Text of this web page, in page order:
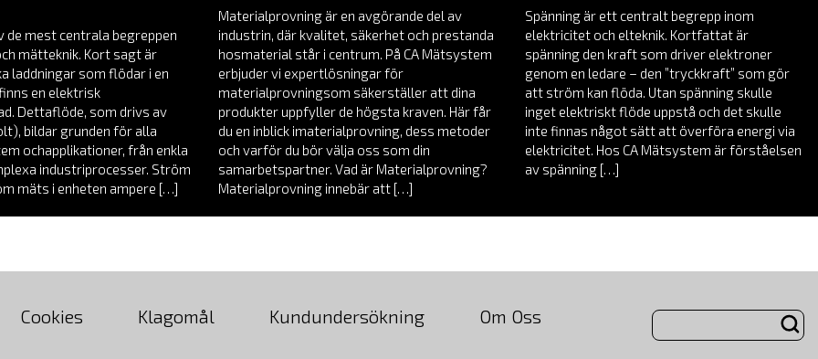
de mest centrala begreppen
mätteknik. Kort sagt är
laddningar som flödar i en
en elektrisk
Dettaflöde, som drivs av
bildar grunden för alla
ochapplikationer, från enkla
industriprocesser. Ström
mäts i enheten ampere […]
Materialprovning är en avgörande del av
industrin, där kvalitet, säkerhet och prestanda
hosmaterial står i centrum. På CA Mätsystem
erbjuder vi expertlösningar för
materialprovningsom säkerställer att dina
produkter uppfyller de högsta kraven. Här får
du en inblick imaterialprovning, dess metoder
och varför du bör välja oss som din
samarbetspartner. Vad är Materialprovning?
Materialprovning innebär att […]
Spänning är ett centralt begrepp inom
elektricitet och elteknik. Kortfattat är
spänning den kraft som driver elektroner
genom en ledare – den ”tryckkraft” som gör
att ström kan flöda. Utan spänning skulle
inget elektriskt flöde uppstå och det skulle
inte finnas något sätt att överföra energi via
elektricitet. Hos CA Mätsystem är förståelsen
av spänning […]
Cookies Klagomål Kundundersökning
Om Oss